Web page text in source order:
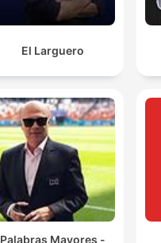
El Larguero
Palabras Mayores -